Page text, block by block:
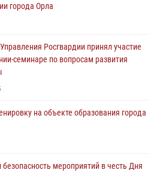
города Орла
Росгвардии принял участие
семинаре по вопросам развития
на объекте образования города
мероприятий в честь Дня